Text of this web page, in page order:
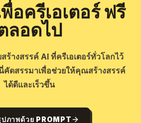
อครีเอเตอร์ ฟรี
ลอดไป
ร้างสรรค์ AI ที่ครีเอเตอร์ทั่วโลกไว้
คัดสรรมาเพื่อช่วยให้คุณสร้างสรรค์
ได้ดีและเร็วขึ้น
ปภาพด้วย PROMPT